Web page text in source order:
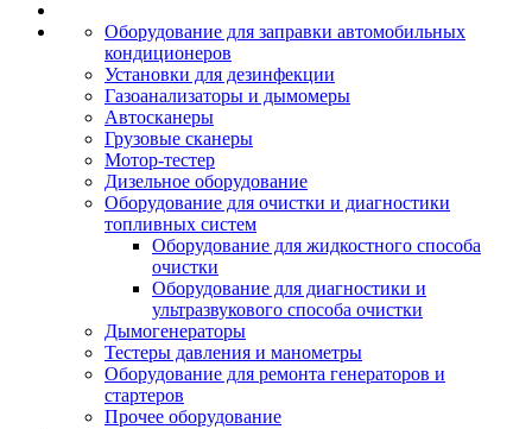
Оборудование для заправки автомобильных
кондиционеров
Установки для дезинфекции
Газоанализаторы и дымомеры
Автосканеры
Грузовые сканеры
Мотор-тестер
Дизельное оборудование
Оборудование для очистки и диагностики
топливных систем
Оборудование для жидкостного способа
очистки
Оборудование для диагностики и
ультразвукового способа очистки
Дымогенераторы
Тестеры давления и манометры
Оборудование для ремонта генераторов и
стартеров
Прочее оборудование